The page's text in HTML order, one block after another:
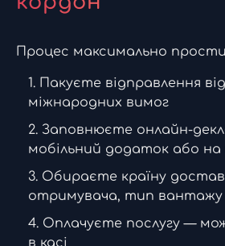
Процес максимально
Пакуєте відправлення
міжнародних вимог
Заповнюєте онлайн-
мобільний додаток або на
Обираєте країну
отримувача, тип вантажу
Оплачуєте послугу —
в касі